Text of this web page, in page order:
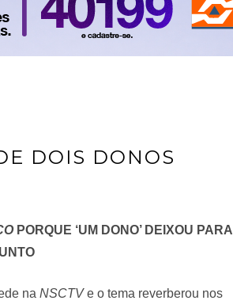
DOIS DONOS
PORQUE ‘UM DONO’ DEIXOU PARA
na NSCTVe o tema reverberou nos